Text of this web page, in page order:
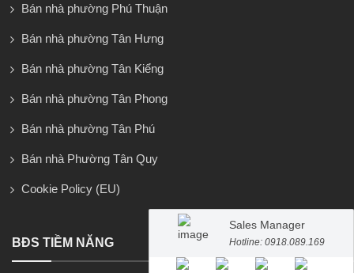
Sales Manager
Hotline: 0918.089.169
Bán nhà phường Phú Thuận
Bán nhà phường Tân Hưng
Bán nhà phường Tân Kiểng
Bán nhà phường Tân Phong
Bán nhà phường Tân Phú
Bán nhà Phường Tân Quy
Cookie Policy (EU)
BĐS TIỀM NĂNG